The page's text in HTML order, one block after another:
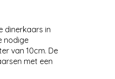
dinerkaars in
nodige
van 10cm. De
met een